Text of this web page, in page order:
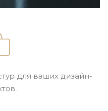
для ваших дизайн-